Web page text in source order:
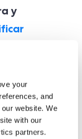
your
and
website. We
with our
partners.
y
garantiza
puedan
lo que
de